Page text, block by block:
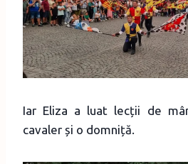
Iar Eliza a luat lecții de
cavaler și o domniță.